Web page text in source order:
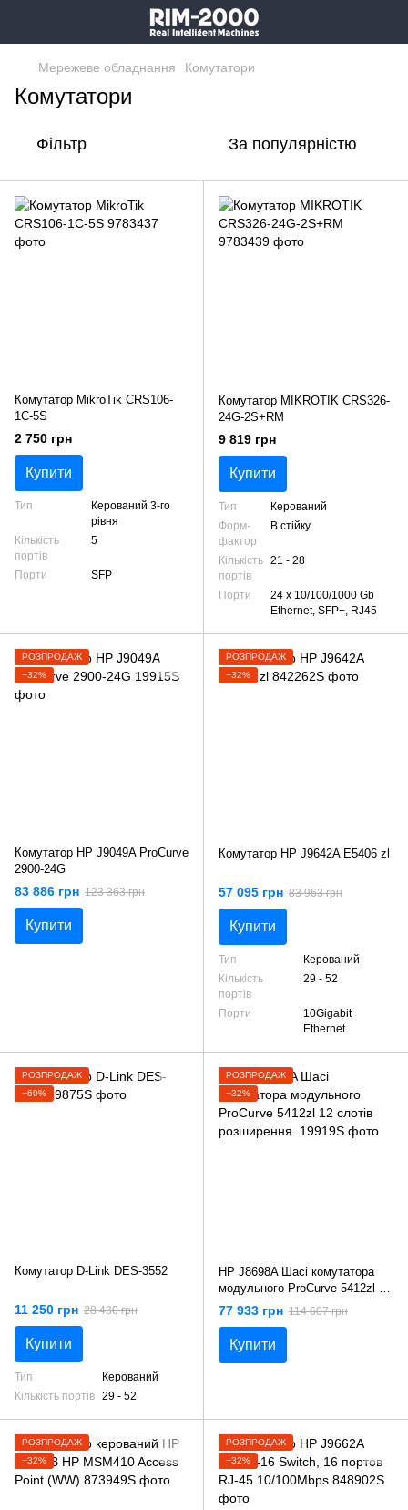
Мережеве обладнання Комутатори
Комутатори
Фільтр За популярністю
Комутатор MikroTik CRS106-
1C-5S
2 750 грн
Купити
Тип
Керований 3-го
рівня
Кількість
портів
5
Порти SFP
Комутатор MIKROTIK CRS326-
24G-2S+RM
9 819 грн
Купити
Тип
Керований
Форм-
фактор
В стійку
Кількість
портів
21 - 28
Порти
24 х 10/100/1000 Gb
Ethernet, SFP+, RJ45
РОЗПРОДАЖ
−32%
Комутатор HP J9049A ProCurve
2900-24G
83 886 грн 123 363 грн
Купити
РОЗПРОДАЖ
−32%
Комутатор HP J9642A E5406 zl
57 095 грн 83 963 грн
Купити
Тип
Керований
Кількість
портів
29 - 52
Порти
10Gigabit
Ethernet
РОЗПРОДАЖ
−60%
Комутатор D-Link DES-3552
11 250 грн 28 430 грн
Купити
Тип
Керований
Кількість портів 29 - 52
РОЗПРОДАЖ
−32%
HP J8698A Шасі комутатора
модульного ProCurve 5412zl 12
слотів розширення.
77 933 грн 114 607 грн
Купити
РОЗПРОДАЖ
−32%
РОЗПРОДАЖ
−32%